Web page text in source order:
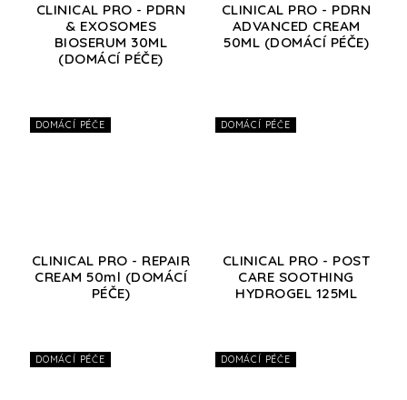
CLINICAL PRO - PDRN
& EXOSOMES
BIOSERUM 30ML
(DOMÁCÍ PÉČE)
CLINICAL PRO - PDRN
ADVANCED CREAM
50ML (DOMÁCÍ PÉČE)
DOMÁCÍ PÉČE
CLINICAL PRO - REPAIR
CREAM 50ml (DOMÁCÍ
PÉČE)
DOMÁCÍ PÉČE
CLINICAL PRO - POST
CARE SOOTHING
HYDROGEL 125ML
DOMÁCÍ PÉČE DOMÁCÍ PÉČE